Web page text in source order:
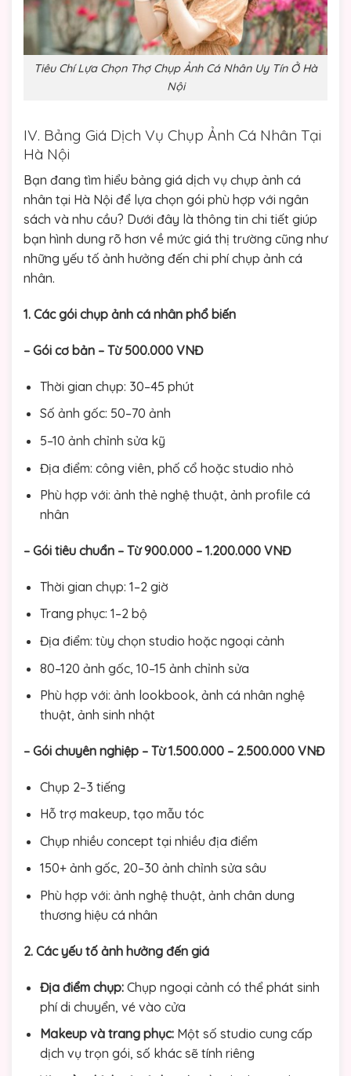
Tiêu Chí Lựa Chọn Thợ Chụp Ảnh Cá Nhân Uy Tín Ở Hà
Nội
IV. Bảng Giá Dịch Vụ Chụp Ảnh Cá Nhân Tại
Hà Nội
Bạn đang tìm hiểu bảng giá dịch vụ chụp ảnh cá
nhân tại Hà Nội để lựa chọn gói phù hợp với ngân
sách và nhu cầu? Dưới đây là thông tin chi tiết giúp
bạn hình dung rõ hơn về mức giá thị trường cũng như
những yếu tố ảnh hưởng đến chi phí chụp ảnh cá
nhân.
1. Các gói chụp ảnh cá nhân phổ biến
– Gói cơ bản – Từ 500.000 VNĐ
Thời gian chụp: 30–45 phút
Số ảnh gốc: 50–70 ảnh
5–10 ảnh chỉnh sửa kỹ
Địa điểm: công viên, phố cổ hoặc studio nhỏ
Phù hợp với: ảnh thẻ nghệ thuật, ảnh profile cá
nhân
– Gói tiêu chuẩn – Từ 900.000 – 1.200.000 VNĐ
Thời gian chụp: 1–2 giờ
Trang phục: 1–2 bộ
Địa điểm: tùy chọn studio hoặc ngoại cảnh
80–120 ảnh gốc, 10–15 ảnh chỉnh sửa
Phù hợp với: ảnh lookbook, ảnh cá nhân nghệ
thuật, ảnh sinh nhật
– Gói chuyên nghiệp – Từ 1.500.000 – 2.500.000 VNĐ
Chụp 2–3 tiếng
Hỗ trợ makeup, tạo mẫu tóc
Chụp nhiều concept tại nhiều địa điểm
150+ ảnh gốc, 20–30 ảnh chỉnh sửa sâu
Phù hợp với: ảnh nghệ thuật, ảnh chân dung
thương hiệu cá nhân
2. Các yếu tố ảnh hưởng đến giá
Địa điểm chụp:Chụp ngoại cảnh có thể phát sinh
phí di chuyển, vé vào cửa
Makeup và trang phục:Một số studio cung cấp
dịch vụ trọn gói, số khác sẽ tính riêng